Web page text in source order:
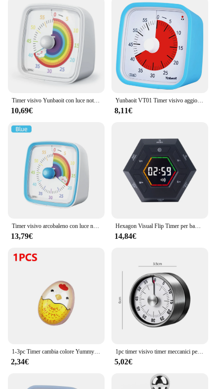
Timer visivo Yunbaoit con luce notturna, Timer per il conto alla rovescia da 60 minuti per bambini e adulti, Timer per aula silenziosa per casa, scuola
10,69€
Yunbaoit VT01 Timer visivo aggiornato da 60 minuti con custodia protettiva Timer per il conto alla rovescia silenzioso per bambini
8,11€
Timer visivo arcobaleno con luce notturna Timer da cucina da 60 minuti Timer da cucina Conto alla rovescia Timer silenzioso per aula per bambini e adulti
13,79€
Hexagon Visual Flip Timer per bambini studio digitale pomoro Timer da cucina temporizzazione silenziosa magnetico intelligente produttività tempo di cucina
14,84€
1-3pc Timer cambia colore Yummy Boiled Eggs Cooking Kitchen Egg Timer strumenti di allarme Mini Egg Boiling Timer allarme uovo sodo
2,34€
1pc timer visivo timer meccanici per il conto alla rovescia cucina aula orologio da forno per insegnare riunioni cucina lavoro
5,02€